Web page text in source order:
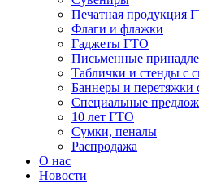
Печатная продукция
Флаги и флажки
Гаджеты ГТО
Письменные
Таблички и стенды с
Баннеры и
Специальные
10 лет ГТО
Сумки, пеналы
Распродажа
О нас
Новости